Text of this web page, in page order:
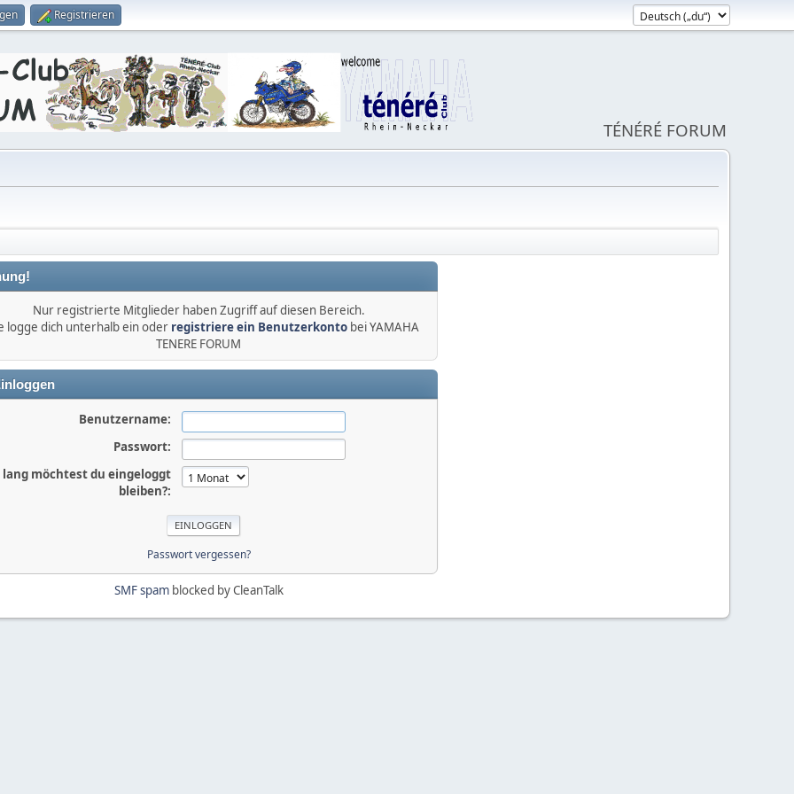
Registrieren
TÉNÉRÉ FORUM
Nur registrierte Mitglieder haben Zugriff auf diesen Bereich.
logge dich unterhalb ein oder registriere ein Benutzerkonto bei YAMAHA
TENERE FORUM
Benutzername:
Passwort:
lang möchtest du eingeloggt
bleiben?:
Passwort vergessen?
SMF spamblocked by CleanTalk